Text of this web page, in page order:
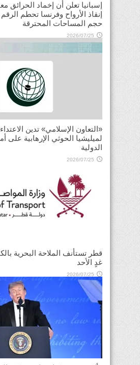
إسبانيا تعلن أن إخماد الحرائق
إنقاذ الأرواح وفرنسا تحطم
حجم المساحات المحترقة
2026/07/25
«التعاون الإسلامي» تدين
لميليشيا الحوثي الإرهابية على
الدولية
2026/07/25
قطر تستأنف الملاحة البحرية
غدٍ الأحد
2026/07/25